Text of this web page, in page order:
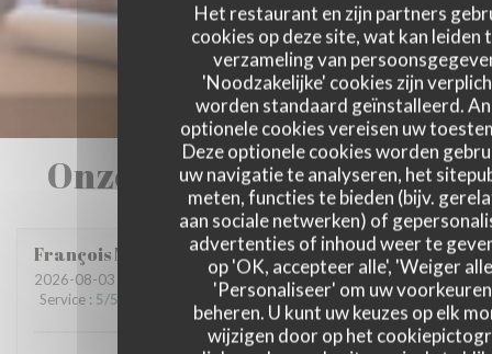
Het restaurant en zijn partners
cookies op deze site, wat kan leiden
verzameling van
'Noodzakelijke' cookies zijn
worden standaard geïnstalleerd.
optionele cookies vereisen uw
Deze optionele cookies worden
uw navigatie te analyseren, het
meten, functies te bieden (bijv.
aan sociale netwerken) of
advertenties of inhoud weer te
op 'OK, accepteer alle', 'Weiger
'Personaliseer' om uw
beheren. U kunt uw keuzes op elk
wijzigen door op het
Onze gastbeoordelingen
FrançoisM
2026-08-03 - 20:00 - Gasten 3
Service : 5/5 /5 Keuken:5/5 Kwaliteit / Prijs: 5/5